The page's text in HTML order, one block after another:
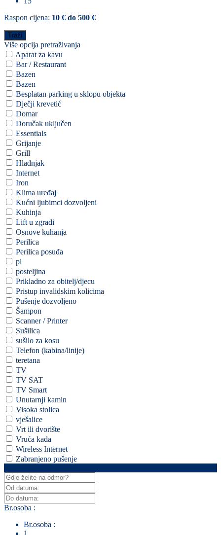
Raspon cijena: 10 € do 500 €
Više opcija pretraživanja
Aparat za kavu
Bar / Restaurant
Bazen
Bazen
Besplatan parking u sklopu objekta
Dječji krevetić
Domar
Doručak uključen
Essentials
Grijanje
Grill
Hladnjak
Internet
Iron
Klima uređaj
Kućni ljubimci dozvoljeni
Kuhinja
Lift u zgradi
Osnove kuhanja
Perilica
Perilica posuđa
pl
posteljina
Prikladno za obitelj/djecu
Pristup invalidskim kolicima
Pušenje dozvoljeno
Šampon
Scanner / Printer
Sušilica
sušilo za kosu
Telefon (kabina/linije)
teretana
TV
TV SAT
TV Smart
Unutarnji kamin
Visoka stolica
vješalice
Vrt ili dvorište
Vruća kada
Wireless Internet
Zabranjeno pušenje
Br.osoba :
Br.osoba :